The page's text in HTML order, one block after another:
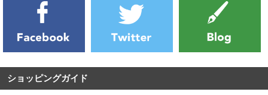
ショッピングガイド